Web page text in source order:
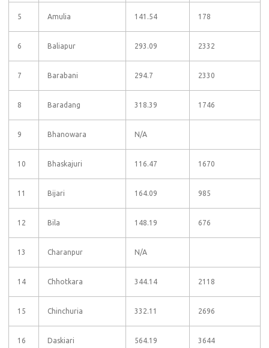
5 Amulia 141.54 178
6 Baliapur 293.09 2332
7 Barabani 294.7 2330
8 Baradang 318.39 1746
9 Bhanowara N/A
10 Bhaskajuri 116.47 1670
11 Bijari 164.09 985
12 Bila 148.19 676
13 Charanpur N/A
14 Chhotkara 344.14 2118
15 Chinchuria 332.11 2696
16 Daskiari 564.19 3644